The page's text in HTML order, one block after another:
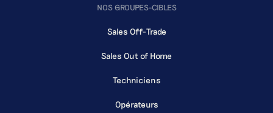
NOS GROUPES-CIBLES
Sales Off-Trade
Sales Out of Home
Techniciens
Opérateurs